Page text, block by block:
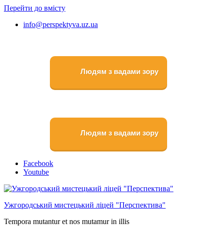
Перейти до вмісту
info@perspektyva.uz.ua
Людям з вадами зору
Людям з вадами зору
Faceboоk
Youtube
Ужгородський мистецький ліцей "Перспектива"
Tempora mutantur et nos mutamur in illis